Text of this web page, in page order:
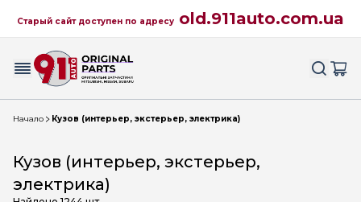
Старый сайт доступен по адресу old.911auto.com.ua
Начало Кузов (интерьер, экстерьер, электрика)
Кузов (интерьер, экстерьер,
электрика)